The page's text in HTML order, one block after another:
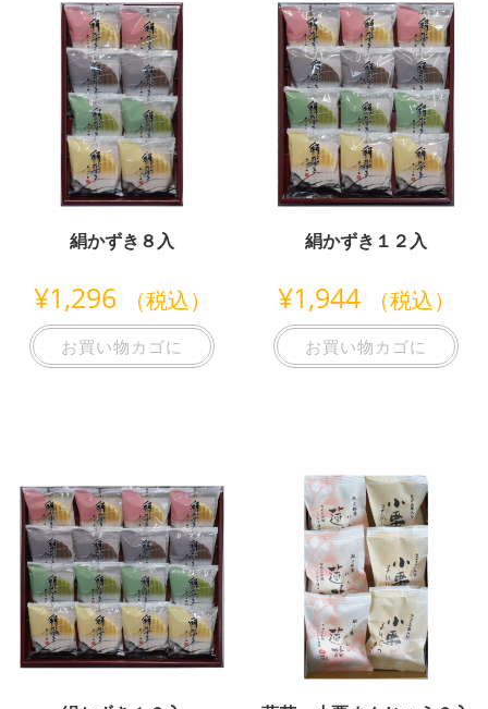
絹かずき８入
¥1,296 （税込）
お買い物カゴに
絹かずき１２入
¥1,944 （税込）
お買い物カゴに